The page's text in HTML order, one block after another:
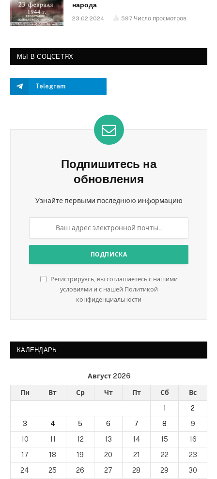
народа
23.02.2024 597 Число просмотров
МЫ В СОЦСЕТЯХ
Telegram
Подпишитесь на
обновления
Узнайте первыми последнюю информацию
Регистрируясь, вы соглашаетесь с нашими
условиями и с нашей Политикой
конфиденциальности
КАЛЕНДАРЬ
Август 2026
Пн Вт Ср Чт Пт Сб
Вс
1
2
3
4 5 6 7 8
9
10
11 12 13 14 15
16
17
18 19 20 21 22
23
24
25 26 27 28 29 30